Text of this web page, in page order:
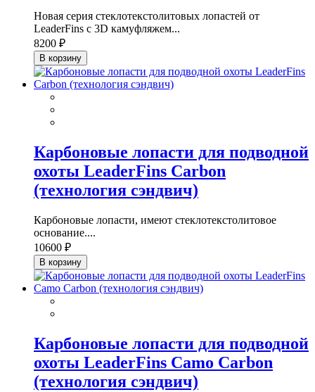
Новая серия стеклотекстолитовых лопастей от
LeaderFins с 3D камуфляжем...
8200 ₽
В корзину
Карбоновые лопасти для подводной
охоты LeaderFins Carbon
(технология сэндвич)
Карбоновые лопасти, имеют стеклотекстолитовое
основание....
10600 ₽
В корзину
Карбоновые лопасти для подводной
охоты LeaderFins Camo Carbon
(технология сэндвич)